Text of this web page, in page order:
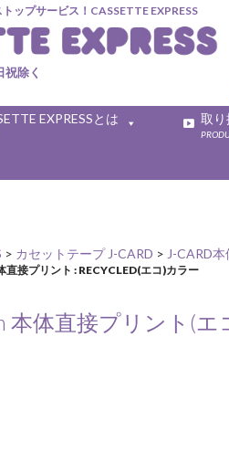
ップサービス！CASSETTE EXPRESS
除く
EXPRESSとは 取り
> カセットテープ J-CARD > J-CARD
直接プリント : RECYCLED(エコ)カラー
本体直接プリント(エ